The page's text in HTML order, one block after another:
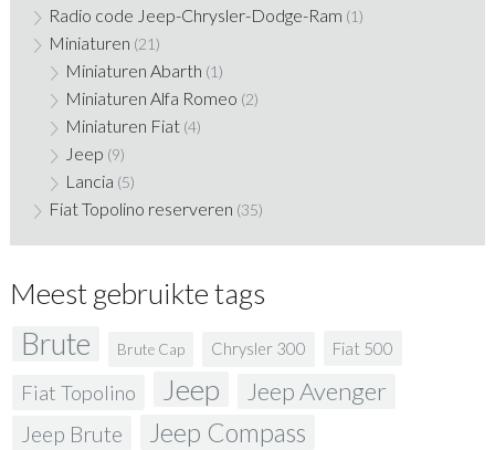
Radio code Jeep-Chrysler-Dodge-Ram (1)
Miniaturen (21)
Miniaturen Abarth (1)
Miniaturen Alfa Romeo (2)
Miniaturen Fiat (4)
Jeep (9)
Lancia (5)
Fiat Topolino reserveren (35)
Meest gebruikte tags
Brute Brute Cap Chrysler 300 Fiat 500
Fiat Topolino Jeep Jeep Avenger
Jeep Brute Jeep Compass